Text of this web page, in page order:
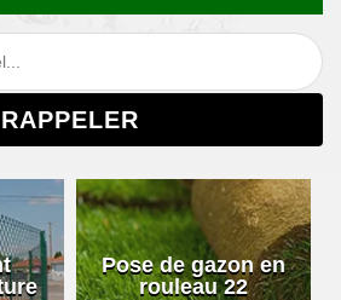
Pose de gazon en
rouleau 22